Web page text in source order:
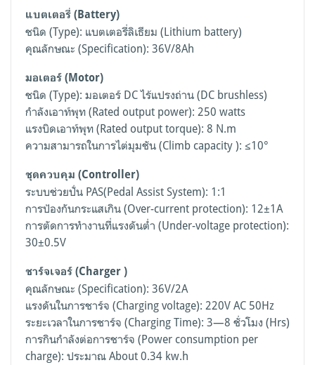
แบตเตอรี่ (Battery)
ชนิด (Type): แบตเตอรี่ลิเธียม (Lithium battery)
คุณลักษณะ (Specification): 36V/8Ah
มอเตอร์ (Motor)
ชนิด (Type): มอเตอร์ DC ไร้แปรงถ่าน (DC brushless)
กำลังเอาท์พุท (Rated output power): 250 watts
แรงบิดเอาท์พุท (Rated output torque): 8 N.m
ความสามารถในการไต่มุมชัน (Climb capacity ): ≤10°
ชุดควบคุม (Controller)
ระบบช่วยปั่น PAS(Pedal Assist System): 1:1
การป้องกันกระแสเกิน (Over-current protection): 12±1A
การตัดการทำงานที่แรงดันต่ำ (Under-voltage protection):
30±0.5V
ชาร์จเจอร์ (Charger )
คุณลักษณะ (Specification): 36V/2A
แรงดันในการชาร์จ (Charging voltage): 220V AC 50Hz
ระยะเวลาในการชาร์จ (Charging Time): 3—8 ชั่วโมง (Hrs)
การกินกำลังต่อการชาร์จ (Power consumption per
charge): ประมาณ About 0.34 kw.h